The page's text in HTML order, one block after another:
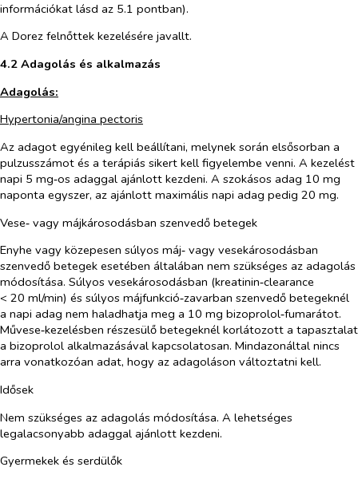
információkat lásd az 5.1 pontban).
A Dorez felnőttek kezelésére javallt.
4.2 Adagolás és alkalmazás
Adagolás:
Hypertonia/angina pectoris
Az adagot egyénileg kell beállítani, melynek során elsősorban a
pulzusszámot és a terápiás sikert kell figyelembe venni. A kezelést
napi 5 mg‑os adaggal ajánlott kezdeni. A szokásos adag 10 mg
naponta egyszer, az ajánlott maximális napi adag pedig 20 mg.
Vese‑ vagy májkárosodásban szenvedő betegek
Enyhe vagy közepesen súlyos máj‑ vagy vesekárosodásban
szenvedő betegek esetében általában nem szükséges az adagolás
módosítása. Súlyos vesekárosodásban (kreatinin‑clearance
< 20 ml/min) és súlyos májfunkció‑zavarban szenvedő betegeknél
a napi adag nem haladhatja meg a 10 mg bizoprolol‑fumarátot.
Művese‑kezelésben részesülő betegeknél korlátozott a tapasztalat
a bizoprolol alkalmazásával kapcsolatosan. Mindazonáltal nincs
arra vonatkozóan adat, hogy az adagoláson változtatni kell.
Idősek
Nem szükséges az adagolás módosítása. A lehetséges
legalacsonyabb adaggal ajánlott kezdeni.
Gyermekek és serdülők